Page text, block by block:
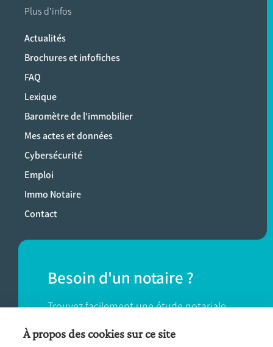
Plus d'infos
Actualités
Brochures et infofiches
FAQ
Lexique
Baromètre de l'immobilier
Mes actes et données
Cybersécurité
Emploi
Immo Notaire
Contact
Besoin d'un notaire ?
Trouvez facilement une étude notariale
près de chez vous.
À propos des cookies sur ce site